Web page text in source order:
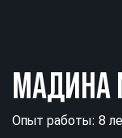
МАДИНА
Опыт работы: 8